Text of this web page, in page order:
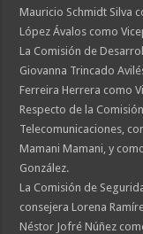
Mauricio Schmidt Silva
López Ávalos como
La Comisión de
Giovanna Trincado
Ferreira Herrera como
Respecto de la
Telecomunicaciones,
Mamani Mamani, y
González.
La Comisión de
consejera Lorena
Néstor Jofré Núñez